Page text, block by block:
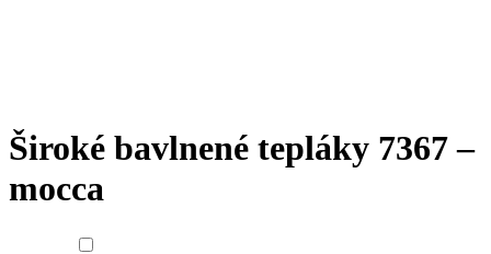
Široké bavlnené tepláky 7367 –
mocca